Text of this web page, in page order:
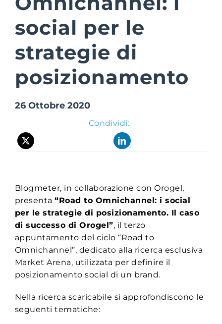
Suite Login
social per le
strategie di
posizionamento
26 Ottobre 2020
Condividi:
Blogmeter, in collaborazione con Orogel,
presenta“Road to Omnichannel: i social
per le strategie di posizionamento. Il caso
di successo di Orogel”, il terzo
appuntamento del ciclo “Road to
Omnichannel”, dedicato alla ricerca esclusiva
Market Arena, utilizzata per definire il
posizionamento social di un brand.
Nella ricerca scaricabile si approfondiscono le
seguenti tematiche: